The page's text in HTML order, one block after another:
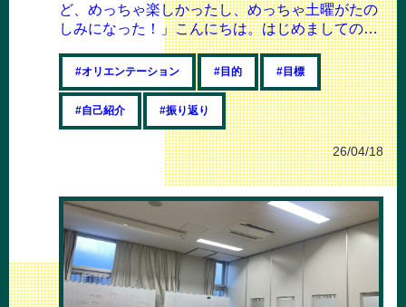
ど、めっちゃ楽しかったし、めっちゃ土曜がたの
しみになった！」こんにちは。はじめましての方
もいらっしゃる方もいるかと思いますので、ま...
#オリエンテーション #目的 #目標
#自己紹介 #振り返り
26/04/18